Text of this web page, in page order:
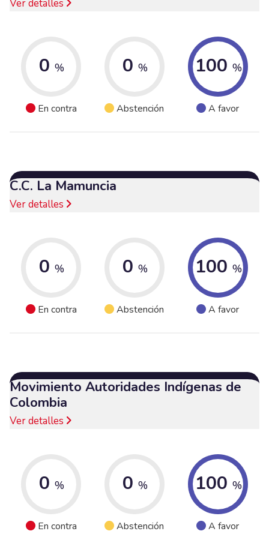
Ver detalles
0 %
En contra
0 %
Abstención
100 %
A favor
C.C. La Mamuncia
Ver detalles
0 %
En contra
0 %
Abstención
100 %
A favor
Movimiento Autoridades Indígenas de
Colombia
Ver detalles
0 %
En contra
0 %
Abstención
100 %
A favor